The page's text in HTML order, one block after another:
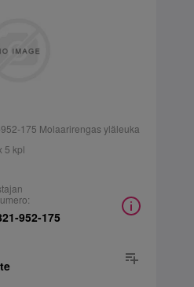
175 Molaarirengas yläleuka
5 kpl
952-175